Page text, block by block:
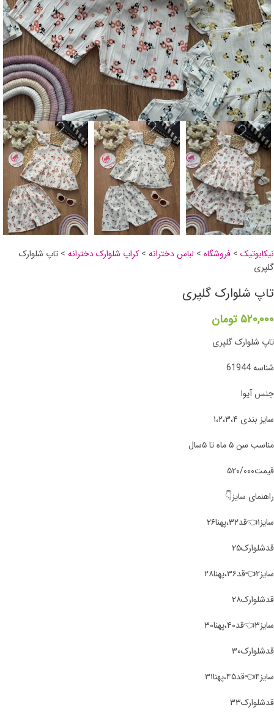
نیکابوتیک > فروشگاه > لباس دخترانه > کراپ شلوارک دخترانه > تاپ شلوارک
گلپری
تاپ شلوارک گلپری
۵۲۰,۰۰۰ تومان
تاپ شلوارک گلپری
شناسه 61944
جنس آیوا
سایز بندی ۱،۲،۳،۴
مناسب سن ۵ ماه تا ۵سال
قیمت۵۲۰/۰۰۰
راهنمای سایز👇
سایز۱👈قد۳۲،پهنا۲۶
قد‌شلوارک۲۵
سایز۲👈قد۳۶،پهنا۲۸
قد‌شلوارک۲۸
سایز۳👈قد۴۰،پهنا۳۰
قد‌شلوارک۳۰
سایز۴👈قد۴۵،پهنا۳۱
قد‌شلوارک۳۳